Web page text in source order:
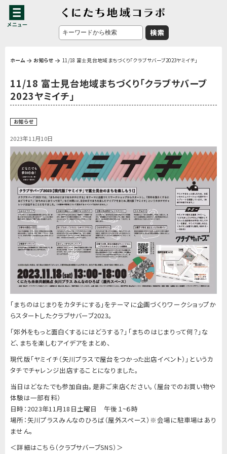
ホーム お知らせ 11/18 富士見台地域まちづくり「クラブサバーブ2023ヤミイチ」
11/18 富士見台地域まちづくり「クラブサバーブ
2023ヤミイチ」
お知らせ
2023年11月10日
「まちのはじまりをカタチにする」をテーマに企画づくりワークショップか
らスタートしたクラブサバーブ2023。
「郊外をもっと面白くするにはどうする？」「まちのはじまりって何？」な
ど、まちを楽しむアイデアをまとめ、
現代版「ヤミイチ（矢川プラスで屋台をつかった出店イベント）」というカ
タチでチャレンジ出店することになりました。
当日はどなたでも参加自由。是非ご来店ください。（屋台でのお買い物や
体験は一部有料）
日時：2023年11月18日土曜日 午後１~６時
場所：矢川プラスみんなのひろば（屋外スペース）※会場に駐車場はあり
ません。
＜詳細はこちら（クラブサバーブSNS）＞